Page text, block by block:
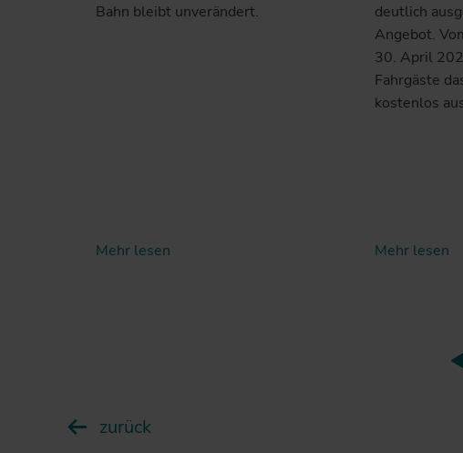
Bahn bleibt unverändert.
Mehr lesen
deutlich
Angebot.
30. April
Fahrgäste
kostenlos
Mehr lesen
zurück